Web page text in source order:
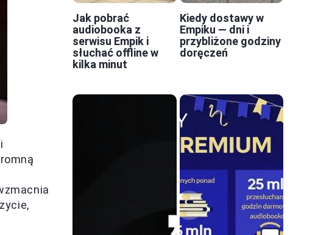
Jak pobrać
audiobooka z
serwisu Empik i
słuchać offline w
kilka minut
Kiedy dostawy w
Empiku — dni i
przybliżone godziny
doręczeń